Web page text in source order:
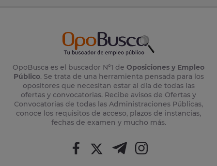
OpoBusca es el buscador Nº1 de Oposiciones y Empleo
Público. Se trata de una herramienta pensada para los
opositores que necesitan estar al día de todas las
ofertas y convocatorias. Recibe avisos de Ofertas y
Convocatorias de todas las Administraciones Públicas,
conoce los requisitos de acceso, plazos de instancias,
fechas de examen y mucho más.